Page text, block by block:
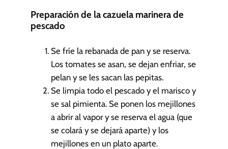
Preparación de la cazuela marinera de
pescado
Se fríe la rebanada de pan y se reserva.
Los tomates se asan, se dejan enfriar, se
pelan y se les sacan las pepitas.
Se limpia todo el pescado y el marisco y
se sal pimienta. Se ponen los mejillones
a abrir al vapor y se reserva el agua (que
se colará y se dejará aparte) y los
mejillones en un plato aparte.